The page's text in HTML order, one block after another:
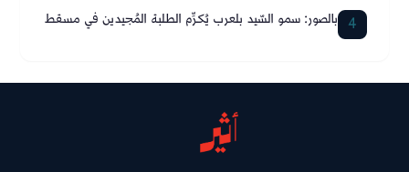
4 بالصور: سمو السّيد بلعرب يُكرِّم الطلبة المُجيدين في مسقط